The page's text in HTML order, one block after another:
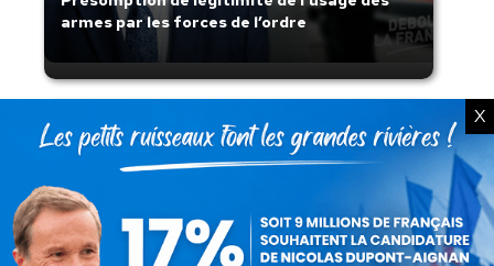
armes par les forces de l’ordre
X